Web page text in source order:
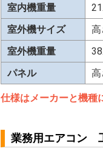
室内機重量
室外機サイズ
室外機重量
パネル
高
仕様はメーカーと機種
業務用エアコン